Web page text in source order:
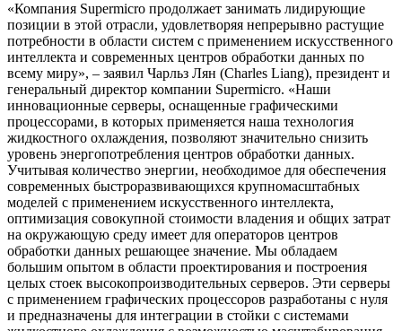
«Компания Supermicro продолжает занимать лидирующие
позиции в этой отрасли, удовлетворяя непрерывно растущие
потребности в области систем с применением искусственного
интеллекта и современных центров обработки данных по
всему миру», – заявил Чарльз Лян (Charles Liang), президент и
генеральный директор компании Supermicro. «Наши
инновационные серверы, оснащенные графическими
процессорами, в которых применяется наша технология
жидкостного охлаждения, позволяют значительно снизить
уровень энергопотребления центров обработки данных.
Учитывая количество энергии, необходимое для обеспечения
современных быстроразвивающихся крупномасштабных
моделей с применением искусственного интеллекта,
оптимизация совокупной стоимости владения и общих затрат
на окружающую среду имеет для операторов центров
обработки данных решающее значение. Мы обладаем
большим опытом в области проектирования и построения
целых стоек высокопроизводительных серверов. Эти серверы
с применением графических процессоров разработаны с нуля
и предназначены для интеграции в стойки с системами